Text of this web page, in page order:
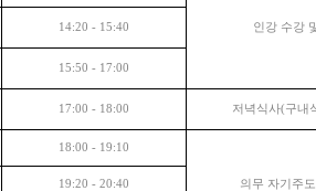
인강 수강
14:20 - 15:40
15:50 - 17:00
17:00 - 18:00 저녁식사(구내
18:00 - 19:10
의무 자기주
19:20 - 20:40